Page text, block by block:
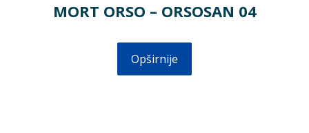
MORT ORSO – ORSOSAN 04
Opširnije